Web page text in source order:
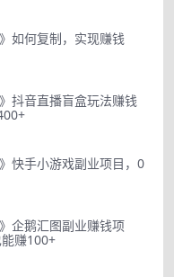
如何复制，实现赚钱
抖音直播盲盒玩法赚钱
快手小游戏副业项目，0
企鹅汇图副业赚钱项
赚100+